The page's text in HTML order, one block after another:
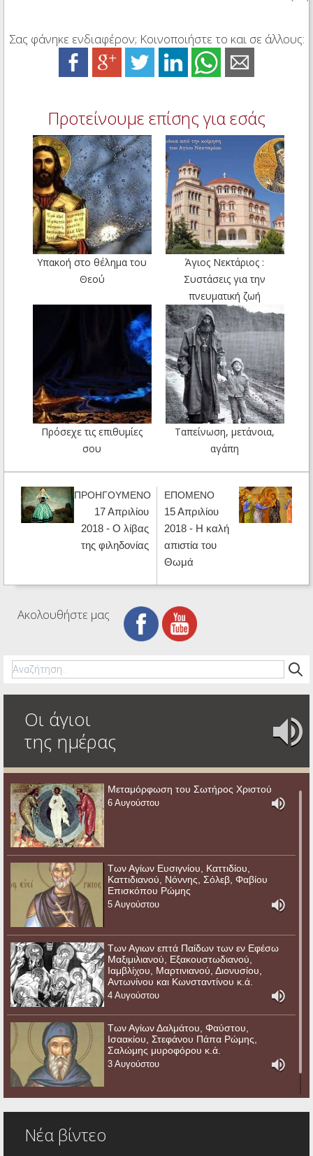
Σας φάνηκε ενδιαφέρον; Κοινοποιήστε το και σε άλλους:
Προτείνουμε επίσης για εσάς
Υπακοή στο θέλημα του
Θεού
Άγιος Νεκτάριος :
Συστάσεις για την
πνευματική ζωή
Πρόσεχε τις επιθυμίες
σου
Ταπείνωση, μετάνοια,
αγάπη
ΠΡΟΗΓΟΥΜΕΝΟ
17 Απριλίου
2018 - Ο λίβας
της φιληδονίας
ΕΠΟΜΕΝΟ
15 Απριλίου
2018 - Η καλή
απιστία του
Θωμά
Ακολουθήστε μας
Οι άγιοι
της ημέρας
Μεταμόρφωση του Σωτήρος Χριστού
6 Αυγούστου
Των Αγίων Ευσιγνίου, Καττιδίου,
Καττιδιανού, Νόννης, Σόλεβ, Φαβίου
Επισκόπου Ρώμης
5 Αυγούστου
Των Αγιων επτά Παίδων των εν Εφέσω
Μαξιμιλιανού, Εξακουστωδιανού,
Ιαμβλίχου, Μαρτινιανού, Διονυσίου,
Αντωνίνου και Κωνσταντίνου κ.ά.
4 Αυγούστου
Των Αγίων Δαλμάτου, Φαύστου,
Ισαακίου, Στεφάνου Πάπα Ρώμης,
Σαλώμης μυροφόρου κ.ά.
3 Αυγούστου
Νέα βίντεο